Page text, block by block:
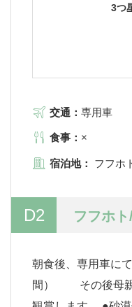
3つ
交通： 専用車
食事： ×
宿泊地： フフホ
D2 フフホ
朝食後、専用車に
間） その後母親